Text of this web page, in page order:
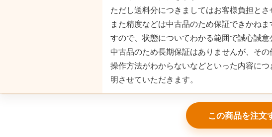
ただし送料分につきましてはお客様負担と
また精度などは中古品のため保証できかね
すので、状態についてわかる範囲で誠心誠
中古品のため長期保証はありませんが、そ
操作方法がわからないなどといった内容に
明させていただきます。
この商品を注文